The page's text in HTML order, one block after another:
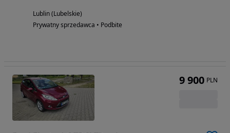
Lublin (Lubelskie)
Prywatny sprzedawca • Podbite
9 900 PLN